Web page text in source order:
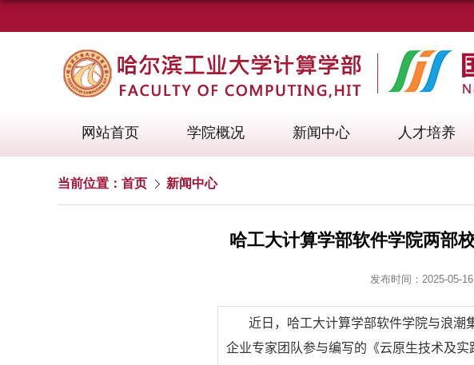
网站首页 学院概况 新闻中心 人才培养
当前位置： 首页 新闻中心
哈工大计算学部软件学院两部
发布时间：2025-05-16
近日，哈工大计算学部软件学院与浪
企业专家团队参与编写的《云原生技术及